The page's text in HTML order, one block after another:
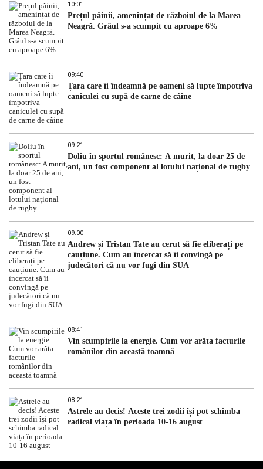
10:01
Prețul pâinii, amenințat de războiul de la Marea
Neagră. Grâul s-a scumpit cu aproape 6%
09:40
Țara care îi îndeamnă pe oameni să lupte împotriva
caniculei cu supă de carne de câine
09:21
Doliu în sportul românesc: A murit, la doar 25 de
ani, un fost component al lotului național de rugby
09:00
Andrew și Tristan Tate au cerut să fie eliberați pe
cauțiune. Cum au încercat să îi convingă pe
judecători că nu vor fugi din SUA
08:41
Vin scumpirile la energie. Cum vor arăta facturile
românilor din această toamnă
08:21
Astrele au decis! Aceste trei zodii își pot schimba
radical viața în perioada 10-16 august